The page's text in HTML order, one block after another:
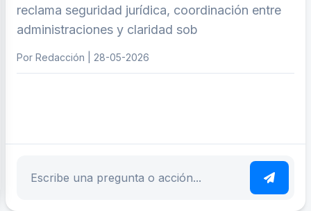
reclama seguridad jurídica, coordinación entre
administraciones y claridad sob
Por Redacción | 28-05-2026
Escribe tu pregunta